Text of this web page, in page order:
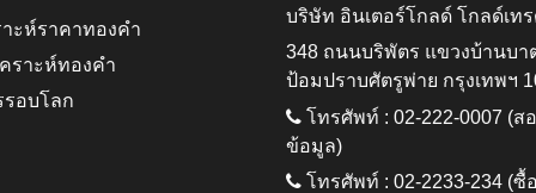
ะห์ราคาทองคำ
ราะห์ทองคำ
อบโลก
บริษัท อินเตอร์โกลด์ โกลด์เท
348 ถนนบริพัตร แขวงบ้านบา
ป้อมปราบศัตรูพ่าย กรุงเทพฯ
โทรศัพท์ : 02-222-0007 (ส
ข้อมูล)
โทรศัพท์ : 02-2233-234 (ซื้